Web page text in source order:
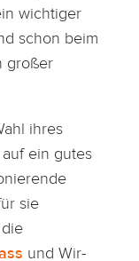
wichtiger
schon beim
großer
ihres
ein gutes
sie
und Wir-